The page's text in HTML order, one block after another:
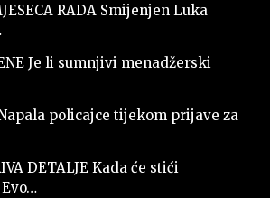
RADA Smijenjen Luka
Je li sumnjivi menadžerski
policajce tijekom prijave za
DETALJE Kada će stići